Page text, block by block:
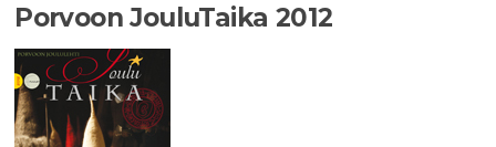
Porvoon JouluTaika 2012